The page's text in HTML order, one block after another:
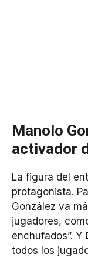
Manolo
activador
La figura del
protagonista.
González va
jugadores,
enchufados”. Y
todos los